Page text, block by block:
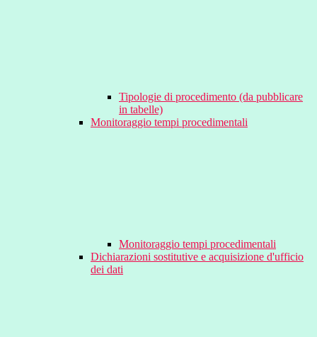
Tipologie di procedimento (da pubblicare
in tabelle)
Monitoraggio tempi procedimentali
Monitoraggio tempi procedimentali
Dichiarazioni sostitutive e acquisizione d'ufficio
dei dati